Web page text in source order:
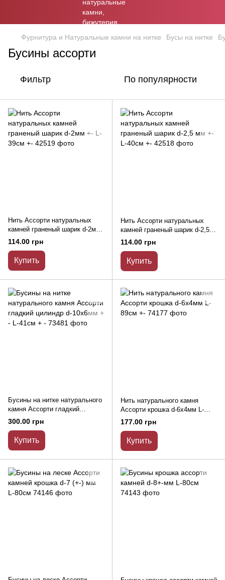
Фурнитура и Натуральные камни на нитке Бусы на нитке
Бусины ассорти
Фильтр По популярности
Нить Ассорти натуральных
камней граненый шарик d-2мм
+- L-39см +-
114.00 грн
Купить
Нить Ассорти натуральных
камней граненый шарик d-2,5
мм +- L-40см +-
114.00 грн
Купить
Бусины на нитке натурального
камня Ассорти гладкий
цилиндр d-10х6мм + - L-41см +
300.00 грн
Купить
Нить натурального камня
Ассорти крошка d-6х4мм L-
89см +-
177.00 грн
Купить